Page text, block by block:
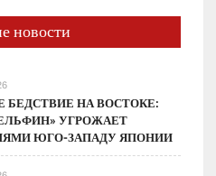
новости
БЕДСТВИЕ НА ВОСТОКЕ:
УГРОЖАЕТ
ЮГО-ЗАПАДУ ЯПОНИИ